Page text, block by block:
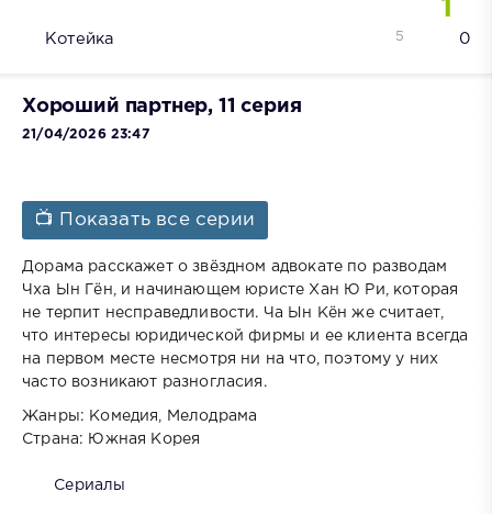
1
Котейка 0
5
Хороший партнер, 11 серия
21/04/2026 23:47
📺 Показать все серии
Дорама расскажет о звёздном адвокате по разводам
Чха Ын Гён, и начинающем юристе Хан Ю Ри, которая
не терпит несправедливости. Ча Ын Кён же считает,
что интересы юридической фирмы и ее клиента всегда
на первом месте несмотря ни на что, поэтому у них
часто возникают разногласия.
Жанры: Комедия, Мелодрама
Страна: Южная Корея
Сериалы